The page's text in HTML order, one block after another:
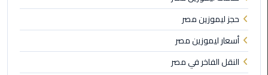
ليموزين
مطار
القاهرة
حجز ليموزين مصر
أسعار ليموزين مصر
النقل الفاخر في مصر